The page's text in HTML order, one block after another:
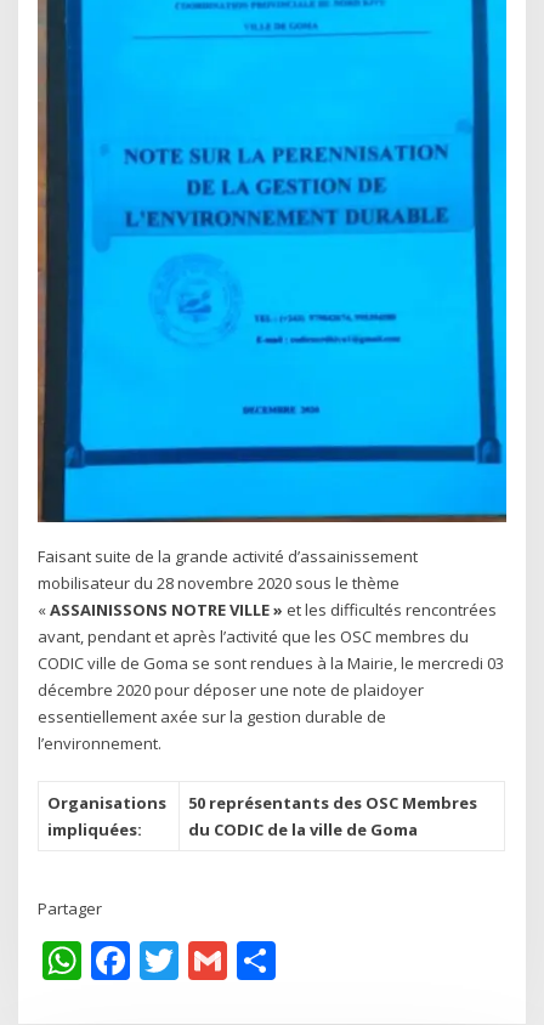
Faisant suite de la grande activité d’assainissement
mobilisateur du 28 novembre 2020 sous le thème
«ASSAINISSONS NOTRE VILLE » et les difficultés rencontrées
avant, pendant et après l’activité que les OSC membres du
CODIC ville de Goma se sont rendues à la Mairie, le mercredi 03
décembre 2020 pour déposer une note de plaidoyer
essentiellement axée sur la gestion durable de
l’environnement.
Organisations
impliquées:
50 représentants des OSC Membres
du CODIC de la ville de Goma
Partager
WhatsApp
Facebook
Twitter
Gmail